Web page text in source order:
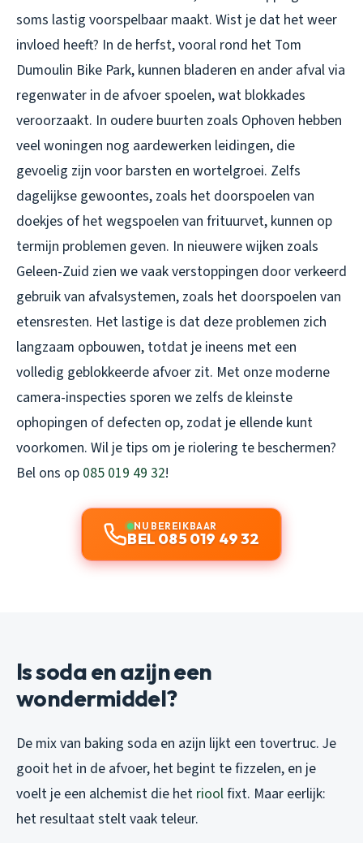
soms lastig voorspelbaar maakt. Wist je dat het weer
invloed heeft? In de herfst, vooral rond het Tom
Dumoulin Bike Park, kunnen bladeren en ander afval via
regenwater in de afvoer spoelen, wat blokkades
veroorzaakt. In oudere buurten zoals Ophoven hebben
veel woningen nog aardewerken leidingen, die
gevoelig zijn voor barsten en wortelgroei. Zelfs
dagelijkse gewoontes, zoals het doorspoelen van
doekjes of het wegspoelen van frituurvet, kunnen op
termijn problemen geven. In nieuwere wijken zoals
Geleen-Zuid zien we vaak verstoppingen door verkeerd
gebruik van afvalsystemen, zoals het doorspoelen van
etensresten. Het lastige is dat deze problemen zich
langzaam opbouwen, totdat je ineens met een
volledig geblokkeerde afvoer zit. Met onze moderne
camera-inspecties sporen we zelfs de kleinste
ophopingen of defecten op, zodat je ellende kunt
voorkomen. Wil je tips om je riolering te beschermen?
Bel ons op 085 019 49 32!
NU BEREIKBAAR
BEL 085 019 49 32
Is soda en azijn een
wondermiddel?
De mix van baking soda en azijn lijkt een tovertruc. Je
gooit het in de afvoer, het begint te fizzelen, en je
voelt je een alchemist die het rioolfixt. Maar eerlijk:
het resultaat stelt vaak teleur.